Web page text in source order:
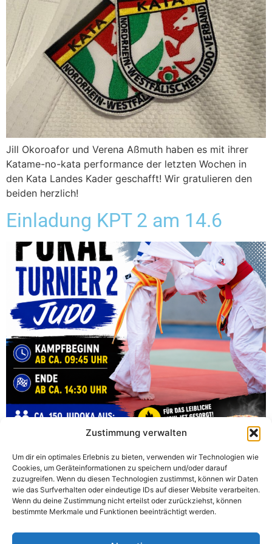
Zustimmung verwalten
Um dir ein optimales Erlebnis zu bieten, verwenden wir Technologien wie
Cookies, um Geräteinformationen zu speichern und/oder darauf
zuzugreifen. Wenn du diesen Technologien zustimmst, können wir Daten
wie das Surfverhalten oder eindeutige IDs auf dieser Website verarbeiten.
Wenn du deine Zustimmung nicht erteilst oder zurückziehst, können
bestimmte Merkmale und Funktionen beeinträchtigt werden.
Jill Okoroafor und Verena Aßmuth haben es mit ihrer
Katame-no-kata performance der letzten Wochen in
den Kata Landes Kader geschafft! Wir gratulieren den
beiden herzlich!
Einladung KPT 2 am 14.6
Kreispokalturnier 2 in Salzkotten! Am kommenden
Judomatte: Rund 150 Judoka aus dem Kreis Paderborn
und Umgebung gehen beim KPT2 an den Start.
Hederauenhalle SalzkottenDreifachturnhalle […]